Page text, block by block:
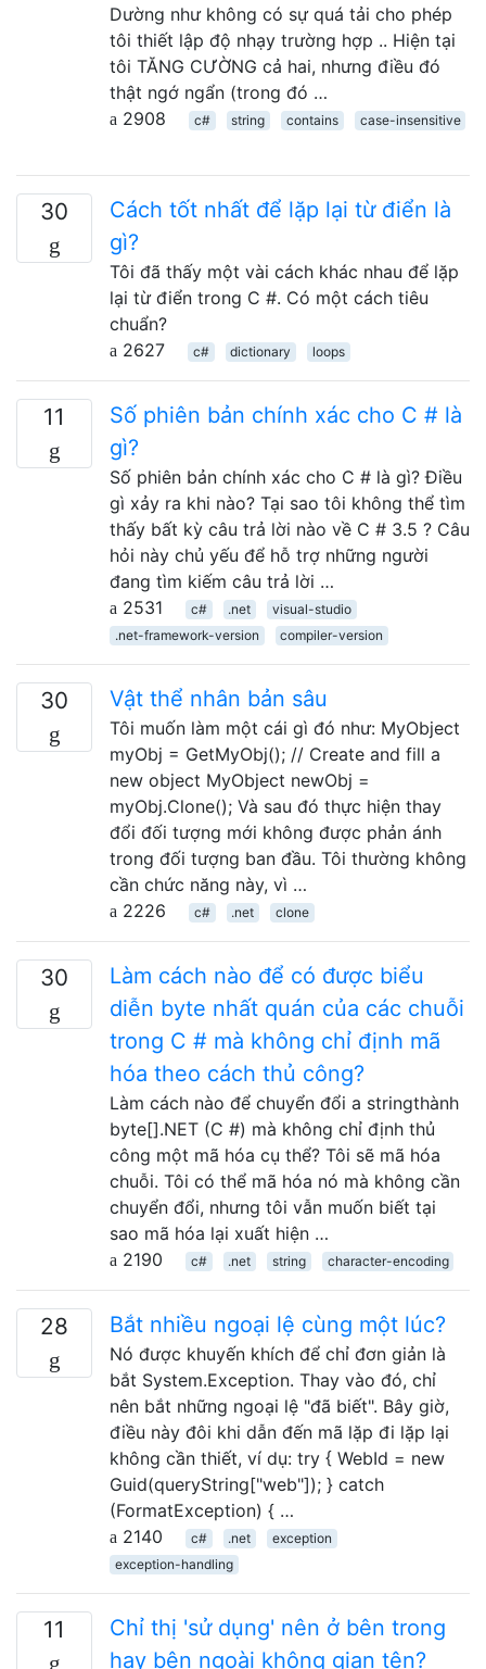
Dường như không có sự quá tải cho phép
tôi thiết lập độ nhạy trường hợp .. Hiện tại
tôi TĂNG CƯỜNG cả hai, nhưng điều đó
thật ngớ ngẩn (trong đó …
2908
c# string contains case-insensitive
30
Cách tốt nhất để lặp lại từ điển là
gì?
Tôi đã thấy một vài cách khác nhau để lặp
lại từ điển trong C #. Có một cách tiêu
chuẩn?
2627
c# dictionary loops
11
Số phiên bản chính xác cho C # là
gì?
Số phiên bản chính xác cho C # là gì? Điều
gì xảy ra khi nào? Tại sao tôi không thể tìm
thấy bất kỳ câu trả lời nào về C # 3.5 ? Câu
hỏi này chủ yếu để hỗ trợ những người
đang tìm kiếm câu trả lời …
2531
c# .net
visual-studio
.net-framework-version
compiler-version
30 Vật thể nhân bản sâu
Tôi muốn làm một cái gì đó như: MyObject
myObj = GetMyObj(); // Create and fill a
new object MyObject newObj =
myObj.Clone(); Và sau đó thực hiện thay
đổi đối tượng mới không được phản ánh
trong đối tượng ban đầu. Tôi thường không
cần chức năng này, vì …
2226
c# .net clone
30
Làm cách nào để có được biểu
diễn byte nhất quán của các chuỗi
trong C # mà không chỉ định mã
hóa theo cách thủ công?
Làm cách nào để chuyển đổi a stringthành
byte[].NET (C #) mà không chỉ định thủ
công một mã hóa cụ thể? Tôi sẽ mã hóa
chuỗi. Tôi có thể mã hóa nó mà không cần
chuyển đổi, nhưng tôi vẫn muốn biết tại
sao mã hóa lại xuất hiện …
2190
c# .net string character-encoding
28 Bắt nhiều ngoại lệ cùng một lúc?
Nó được khuyến khích để chỉ đơn giản là
bắt System.Exception. Thay vào đó, chỉ
nên bắt những ngoại lệ "đã biết". Bây giờ,
điều này đôi khi dẫn đến mã lặp đi lặp lại
không cần thiết, ví dụ: try { WebId = new
Guid(queryString["web"]); } catch
(FormatException) { …
2140
c# .net
exception
exception-handling
11
Chỉ thị 'sử dụng' nên ở bên trong
hay bên ngoài không gian tên?